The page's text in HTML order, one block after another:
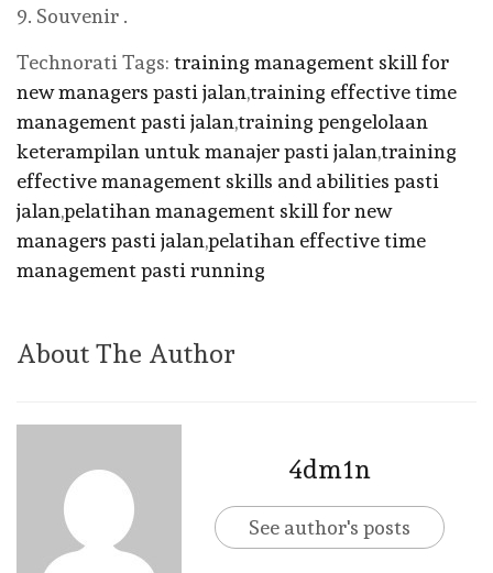
9. Souvenir .
Technorati Tags: training management skill for
new managers pasti jalan,training effective time
management pasti jalan,training pengelolaan
keterampilan untuk manajer pasti jalan,training
effective management skills and abilities pasti
jalan,pelatihan management skill for new
managers pasti jalan,pelatihan effective time
management pasti running
About The Author
4dm1n
See author's posts